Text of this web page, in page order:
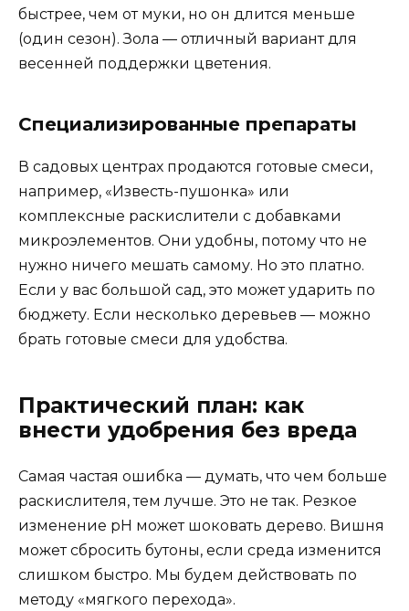
быстрее, чем от муки, но он длится меньше
(один сезон). Зола — отличный вариант для
весенней поддержки цветения.
Специализированные препараты
В садовых центрах продаются готовые смеси,
например, «Известь-пушонка» или
комплексные раскислители с добавками
микроэлементов. Они удобны, потому что не
нужно ничего мешать самому. Но это платно.
Если у вас большой сад, это может ударить по
бюджету. Если несколько деревьев — можно
брать готовые смеси для удобства.
Практический план: как
внести удобрения без вреда
Самая частая ошибка — думать, что чем больше
раскислителя, тем лучше. Это не так. Резкое
изменение pH может шоковать дерево. Вишня
может сбросить бутоны, если среда изменится
слишком быстро. Мы будем действовать по
методу «мягкого перехода».